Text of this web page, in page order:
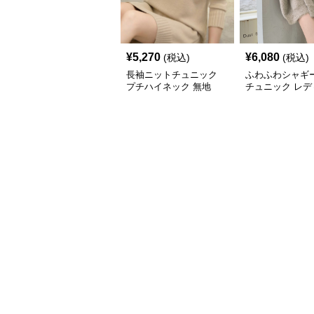
¥5,270 (税込)
長袖ニットチュニック
プチハイネック 無地
¥6,080 (税込)
ふわふわシャギ
チュニック レデ